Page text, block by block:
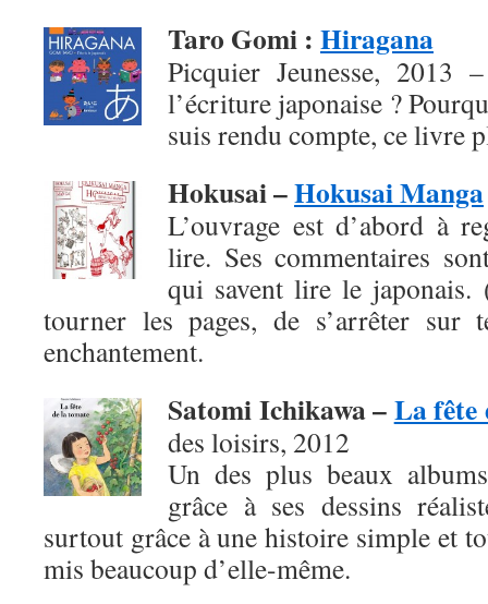
Taro Gomi : Hiragana
Picquier Jeunesse, 2013
l’écriture japonaise ?
suis rendu compte, ce livre
Hokusai –Hokusai Manga
L’ouvrage est d’abord à
lire. Ses commentaires
qui savent lire le
tourner les pages, de s’arrêter sur
enchantement.
Satomi Ichikawa –La fête
des loisirs, 2012
Un des plus beaux
grâce à ses dessins
surtout grâce à une histoire simple et
mis beaucoup d’elle-même.